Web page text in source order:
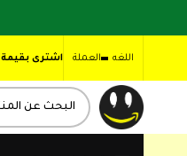
اللغه العملة اشترى بقيمة 499 ريال للحصول على شحن مجاني